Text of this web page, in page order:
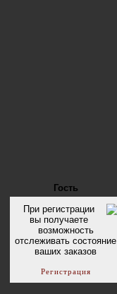
Гость
При регистрации
вы получаете
возможность
отслеживать состояние
ваших заказов
Регистрация